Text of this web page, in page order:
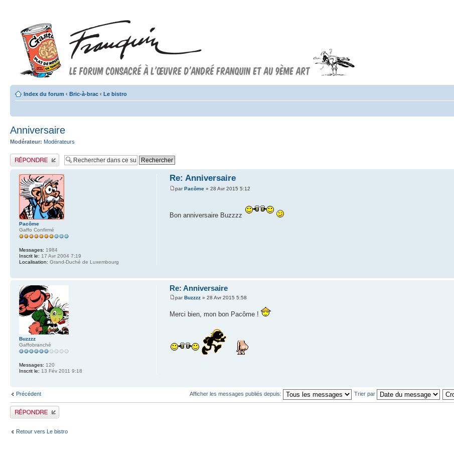
Index du forum ‹ Bric-à-brac ‹ Le bistro
Anniversaire
Modérateur: Modérateurs
Publier une réponse
Re: Anniversaire
parPacôme » 28 Avr 2015 5:12
Bon anniversaire Buzzzz
Pacôme
Gaffo Confirmé
Messages: 1984
Inscrit le: 17 Avr 2004 7:19
Localisation: Grand-Duché de Luxembourg
Re: Anniversaire
parBuzzzz » 28 Avr 2015 5:58
Merci bien, mon bon Pacôme !
Buzzzz
Gaffobranché
Messages: 120
Inscrit le: 13 Fév 2011 9:18
Précédent Afficher les messages publiés depuis: Trier par
Publier une réponse
Retour vers Le bistro